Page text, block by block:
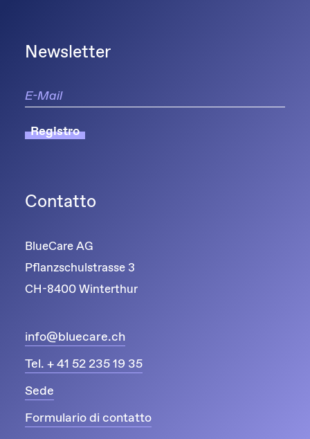
Newsletter
Registro
Contatto
BlueCare AG
Pflanzschulstrasse 3
CH-8400 Winterthur
info@bluecare.ch
Tel. + 41 52 235 19 35
Sede
Formulario di contatto